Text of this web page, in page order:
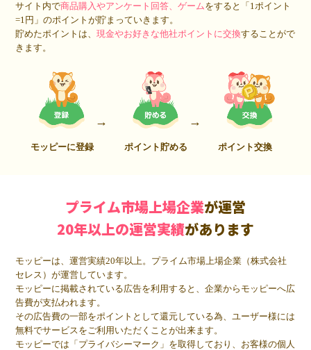
サイト内で商品購入やアンケート回答、ゲームをすると「1ポイント
=1円」のポイントが貯まっていきます。
貯めたポイントは、現金やお好きな他社ポイントに交換することがで
きます。
モッピーに登録 ポイント貯める ポイント交換
プライム市場上場企業が運営
20年以上の運営実績があります
モッピーは、運営実績20年以上。プライム市場上場企業（株式会社
セレス）が運営しています。
モッピーに掲載されている広告を利用すると、企業からモッピーへ広
告費が支払われます。
その広告費の一部をポイントとして還元している為、ユーザー様には
無料でサービスをご利用いただくことが出来ます。
モッピーでは「プライバシーマーク」を取得しており、お客様の個人